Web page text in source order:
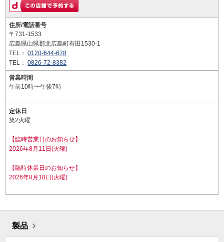
住所/電話番号
〒731-1533
広島県山県郡北広島町有田1530-1
TEL： 0120-644-678
TEL： 0826-72-8382
営業時間
午前10時〜午後7時
定休日
第2火曜
【臨時営業日のお知らせ】
2026年8月11日(火曜)
【臨時休業日のお知らせ】
2026年8月18日(火曜)
製品